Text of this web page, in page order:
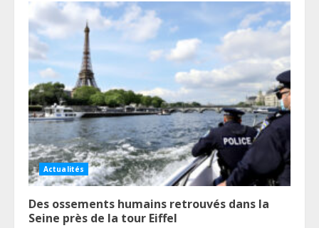
Actualités
Des ossements humains retrouvés dans la
Seine près de la tour Eiffel